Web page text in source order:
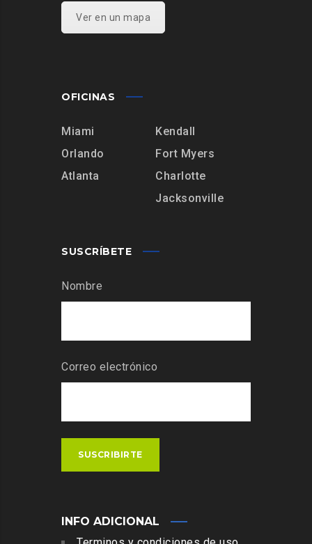
Ver en un mapa
OFICINAS
Miami
Orlando
Atlanta
Kendall
Fort Myers
Charlotte
Jacksonville
SUSCRÍBETE
Nombre
Correo electrónico
SUSCRIBIRTE
INFO ADICIONAL